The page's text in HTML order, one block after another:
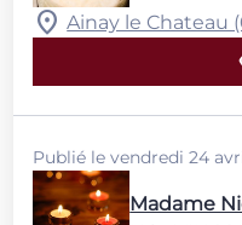
Ainay le Chateau
Publié le vendredi 24
Madame